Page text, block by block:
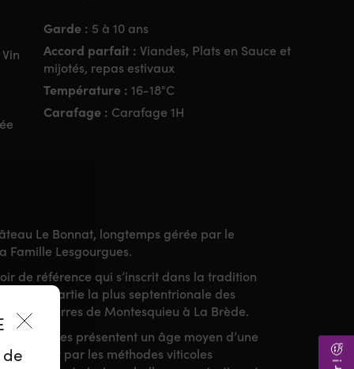
Garde : 5 à 10 ans
Accord parfait : Viandes, Plats en Sauce et
mijotés, repas estivaux
Température : 16-18°C
Carafage : Carafage 1H
Le Bonnat, longtemps gérée par le
Famille Lesgourgues.
de référence qui s’inscrit dans la tradition
la partie la plus septentrionale des
des terres de Montesquieu à La Brède.
les vignes présentent un âge moyen d’une
et par les méthodes viticoles